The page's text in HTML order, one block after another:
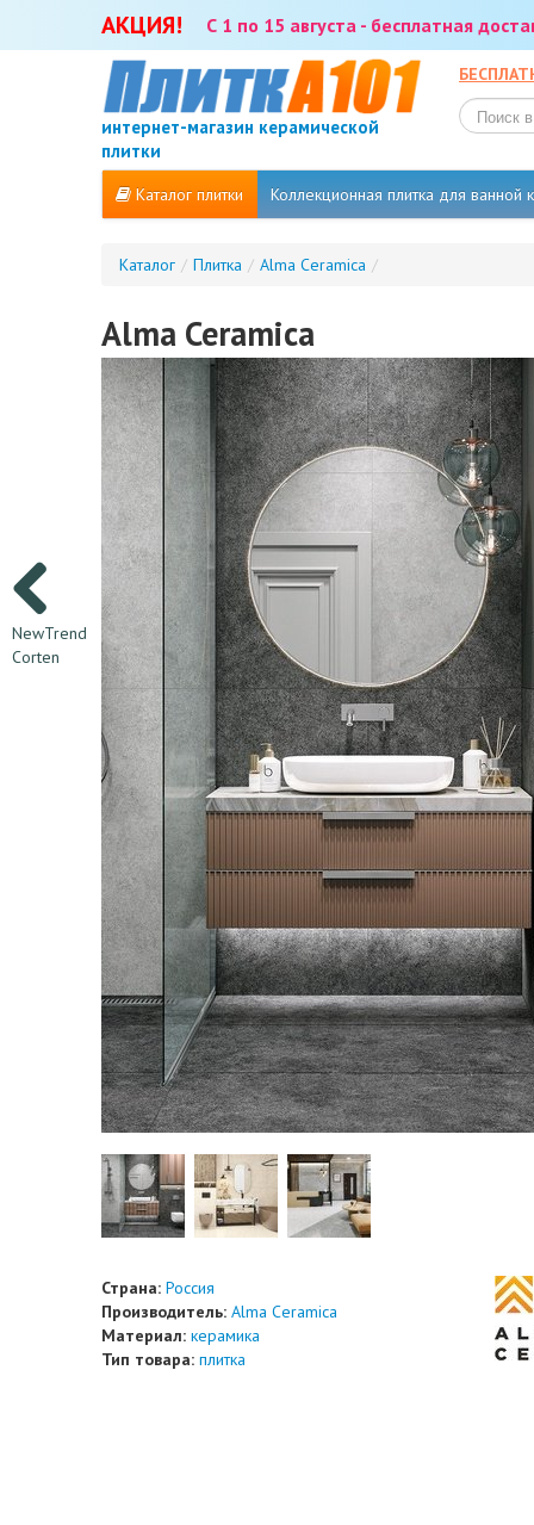
АКЦИЯ! С 1 по 15 августа - бесплатная
интернет-магазин керамической
плитки
Каталог плитки Коллекционная плитка для ванной
Каталог / Плитка / Alma Ceramica /
NewTrend
Corten
Alma Ceramica
Страна: Россия
Производитель: Alma Ceramica
Материал: керамика
Тип товара: плитка